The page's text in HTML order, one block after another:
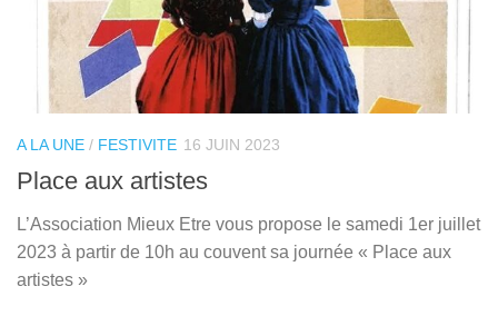
A LA UNE / FESTIVITE 16 JUIN 2023
Place aux artistes
L’Association Mieux Etre vous propose le samedi 1er juillet
2023 à partir de 10h au couvent sa journée « Place aux
artistes »